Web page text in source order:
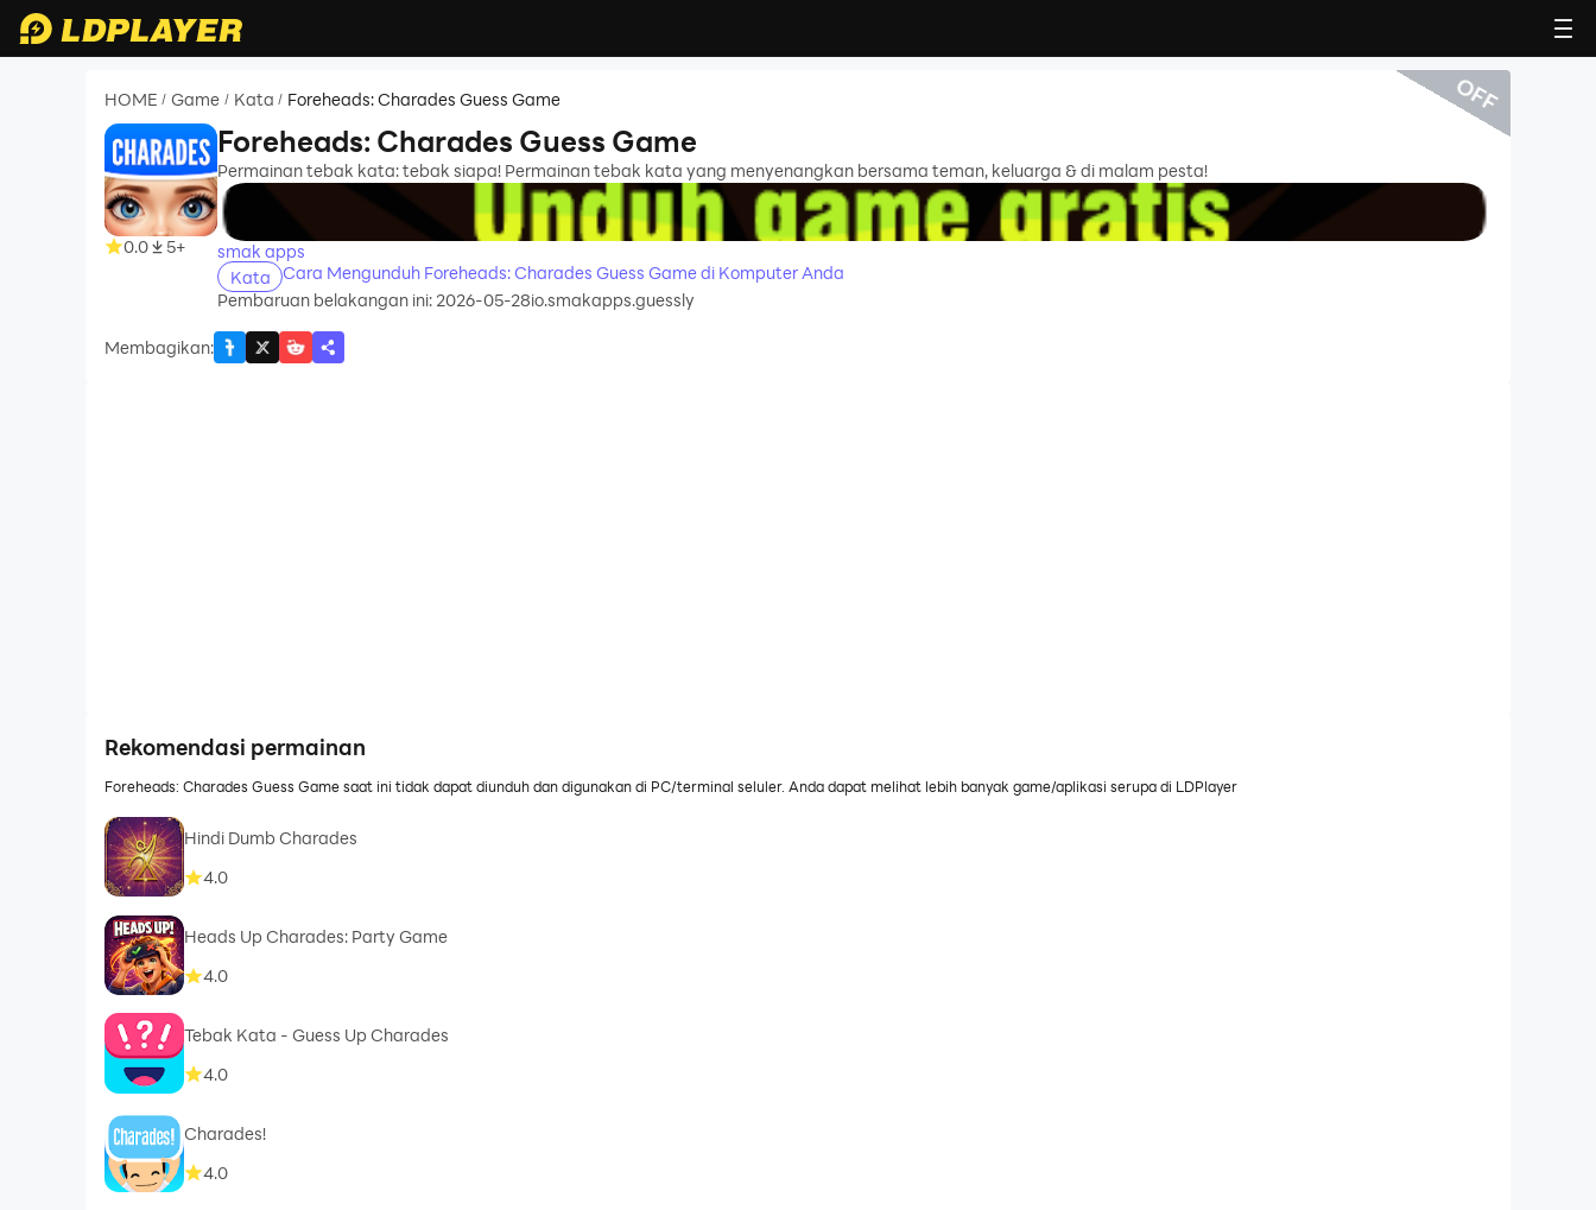
HOME / Game / Kata / Foreheads: Charades Guess Game
0.0 5+
Foreheads: Charades Guess Game
Permainan tebak kata: tebak siapa! Permainan tebak kata yang menyenangkan bersama teman, keluarga & di malam pesta!
recommend
smak apps
Kata
Cara Mengunduh Foreheads: Charades Guess Game di Komputer Anda
Pembaruan belakangan ini: 2026-05-28io.smakapps.guessly
Membagikan:
OFF
Rekomendasi permainan
Foreheads: Charades Guess Game saat ini tidak dapat diunduh dan digunakan di PC/terminal seluler. Anda dapat melihat lebih banyak game/aplikasi serupa di LDPlayer
Hindi Dumb Charades
4.0
Heads Up Charades: Party Game
4.0
Tebak Kata - Guess Up Charades
4.0
Charades!
4.0